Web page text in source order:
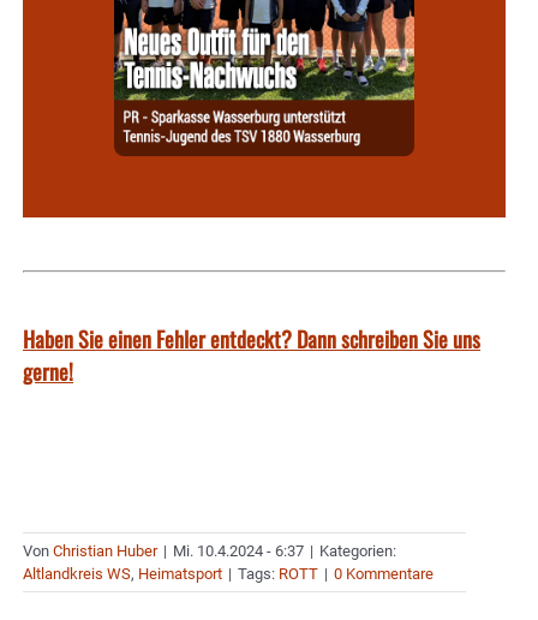
Haben Sie einen Fehler entdeckt? Dann schreiben Sie uns
gerne!
Von Christian Huber | Mi. 10.4.2024 - 6:37 | Kategorien:
Altlandkreis WS, Heimatsport | Tags: ROTT | 0 Kommentare